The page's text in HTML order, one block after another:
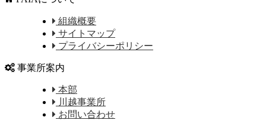
組織概要
サイトマップ
プライバシーポリシー
事業所案内
本部
川越事業所
お問い合わせ